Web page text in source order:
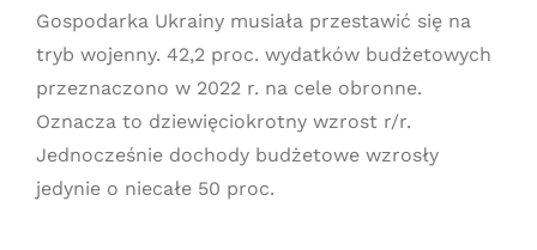
Gospodarka Ukrainy musiała przestawić się na
tryb wojenny. 42,2 proc. wydatków budżetowych
przeznaczono w 2022 r. na cele obronne.
Oznacza to dziewięciokrotny wzrost r/r.
Jednocześnie dochody budżetowe wzrosły
jedynie o niecałe 50 proc.